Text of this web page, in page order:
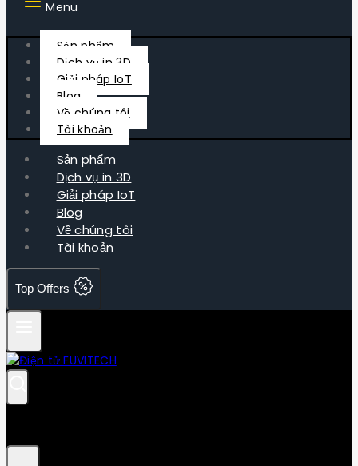
Menu
Sản phẩm
Dịch vụ in 3D
Giải pháp IoT
Blog
Về chúng tôi
Tài khoản
Sản phẩm
Dịch vụ in 3D
Giải pháp IoT
Blog
Về chúng tôi
Tài khoản
Top Offers